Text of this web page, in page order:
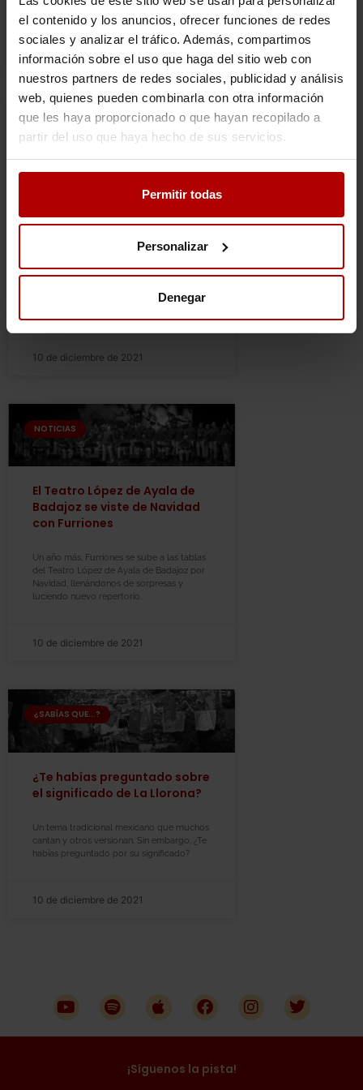
el contenido y los anuncios, ofrecer funciones de redes
sociales y analizar el tráfico. Además, compartimos
información sobre el uso que haga del sitio web con
nuestros partners de redes sociales, publicidad y análisis
web, quienes pueden combinarla con otra información
que les haya proporcionado o que hayan recopilado a
partir del uso que haya hecho de sus servicios.
Permitir todas
Personalizar
Denegar
hayáis
25 de junio de 2023
NOTICIAS
Furriones y Melaza
del Encuentro de Pulso y Púa
Furriones y Melaza se entregan al público
conmemorativo en honor a los 30 años de
10 de diciembre de 2021
NOTICIAS
El Teatro López de Ayala de
Badajoz se viste de Navidad
con Furriones
Un año más, Furriones se sube a las tablas
del Teatro López de Ayala de Badajoz por
Navidad, llenándonos de sorpresas y
luciendo nuevo repertorio.
10 de diciembre de 2021
¿SABÍAS QUE...?
¿Te habías preguntado sobre
el significado de La Llorona?
Un tema tradicional mexicano que muchos
cantan y otros versionan. Sin embargo, ¿Te
habías preguntado por su significado?
10 de diciembre de 2021
¡Síguenos la pista!